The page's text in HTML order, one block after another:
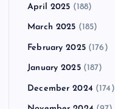
April 2025 (188)
March 2025 (185)
February 2025(176)
January 2025(187)
December 2024 (174)